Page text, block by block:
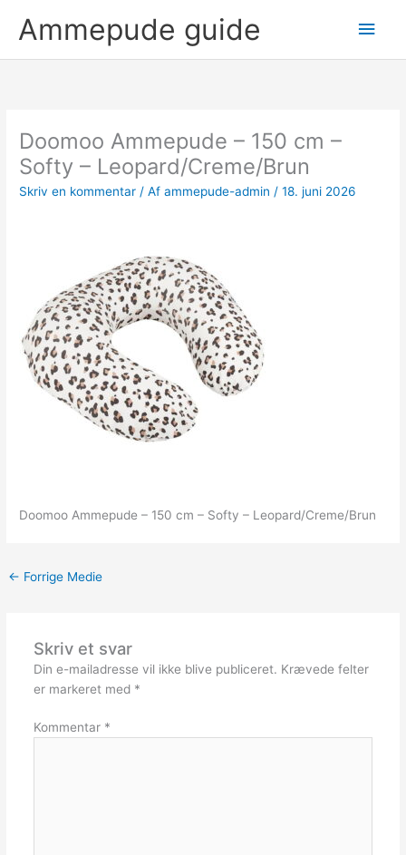
Ammepude guide
Doomoo Ammepude – 150 cm –
Softy – Leopard/Creme/Brun
Skriv en kommentar / Afammepude-admin/18. juni 2026
Doomoo Ammepude – 150 cm – Softy – Leopard/Creme/Brun
← Forrige Medie
Skriv et svar
Din e-mailadresse vil ikke blive publiceret. Krævede felter
er markeret med *
Kommentar *